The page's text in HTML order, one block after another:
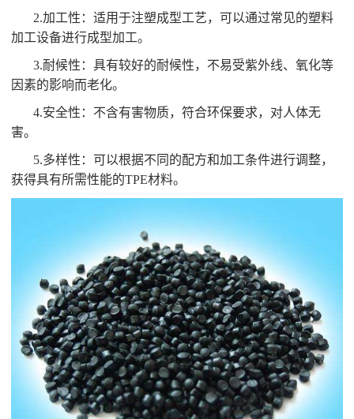
2.加工性：适用于注塑成型工艺，可以通过常见的塑料
加工设备进行成型加工。
3.耐候性：具有较好的耐候性，不易受紫外线、氧化等
因素的影响而老化。
4.安全性：不含有害物质，符合环保要求，对人体无
害。
5.多样性：可以根据不同的配方和加工条件进行调整，
获得具有所需性能的TPE材料。